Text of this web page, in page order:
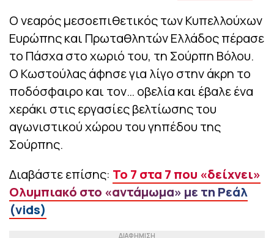
Ο νεαρός μεσοεπιθετικός των Κυπελλούχων
Ευρώπης και Πρωταθλητών Ελλάδος πέρασε
το Πάσχα στο χωριό του, τη Σούρπη Βόλου.
Ο Κωστούλας άφησε για λίγο στην άκρη το
ποδόσφαιρο και τον… οβελία και έβαλε ένα
χεράκι στις εργασίες βελτίωσης του
αγωνιστικού χώρου του γηπέδου της
Σούρπης.
Διαβάστε επίσης: Το 7 στα 7 που «δείχνει»
Ολυμπιακό στο «αντάμωμα» με τη Ρεάλ
(vids)